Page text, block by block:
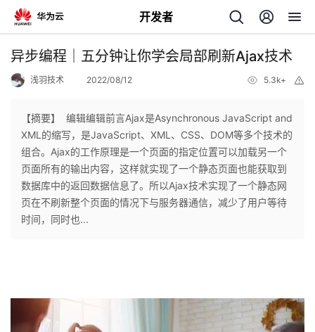
开发者
返
个
人
我
异步编程｜五分钟让你学会局部刷新Ajax技术
浅羽技术 2022/08/12 5.3k+
【摘要】 ​ ​编辑​编辑前言Ajax是Asynchronous JavaScript and
XML的缩写，是JavaScript、XML、CSS、DOM等多个技术的
组合。Ajax的工作原理是一个页面的指定位置可以加载另一个
页面所有的输出内容，这样就实现了一个静态页面也能获取到
数据库中的返回数据信息了。所以Ajax技术实现了一个静态网
页在不刷新整个页面的情况下与服务器通信，减少了用户等待
时间，同时也...